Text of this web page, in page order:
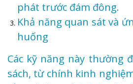
phát trước đám đông.
Khả năng quan sát và
huống
Các kỹ năng này thường
sách, từ chính kinh